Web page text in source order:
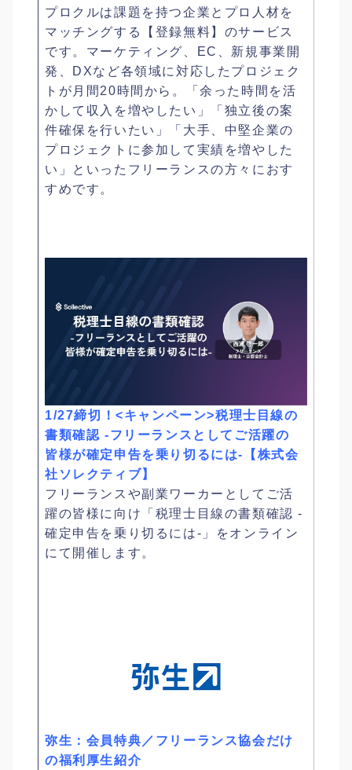
プロクルは課題を持つ企業とプロ人材を
マッチングする【登録無料】のサービス
です。マーケティング、EC、新規事業開
発、DXなど各領域に対応したプロジェク
トが月間20時間から。「余った時間を活
かして収入を増やしたい」「独立後の案
件確保を行いたい」「大手、中堅企業の
プロジェクトに参加して実績を増やした
い」といったフリーランスの方々におす
すめです。
1/27締切！<キャンペーン>税理士目線の
書類確認 -フリーランスとしてご活躍の
皆様が確定申告を乗り切るには-【株式会
社ソレクティブ】
フリーランスや副業ワーカーとしてご活
躍の皆様に向け「税理士目線の書類確認 -
確定申告を乗り切るには-」をオンライン
にて開催します。
弥生：会員特典／フリーランス協会だけ
の福利厚生紹介